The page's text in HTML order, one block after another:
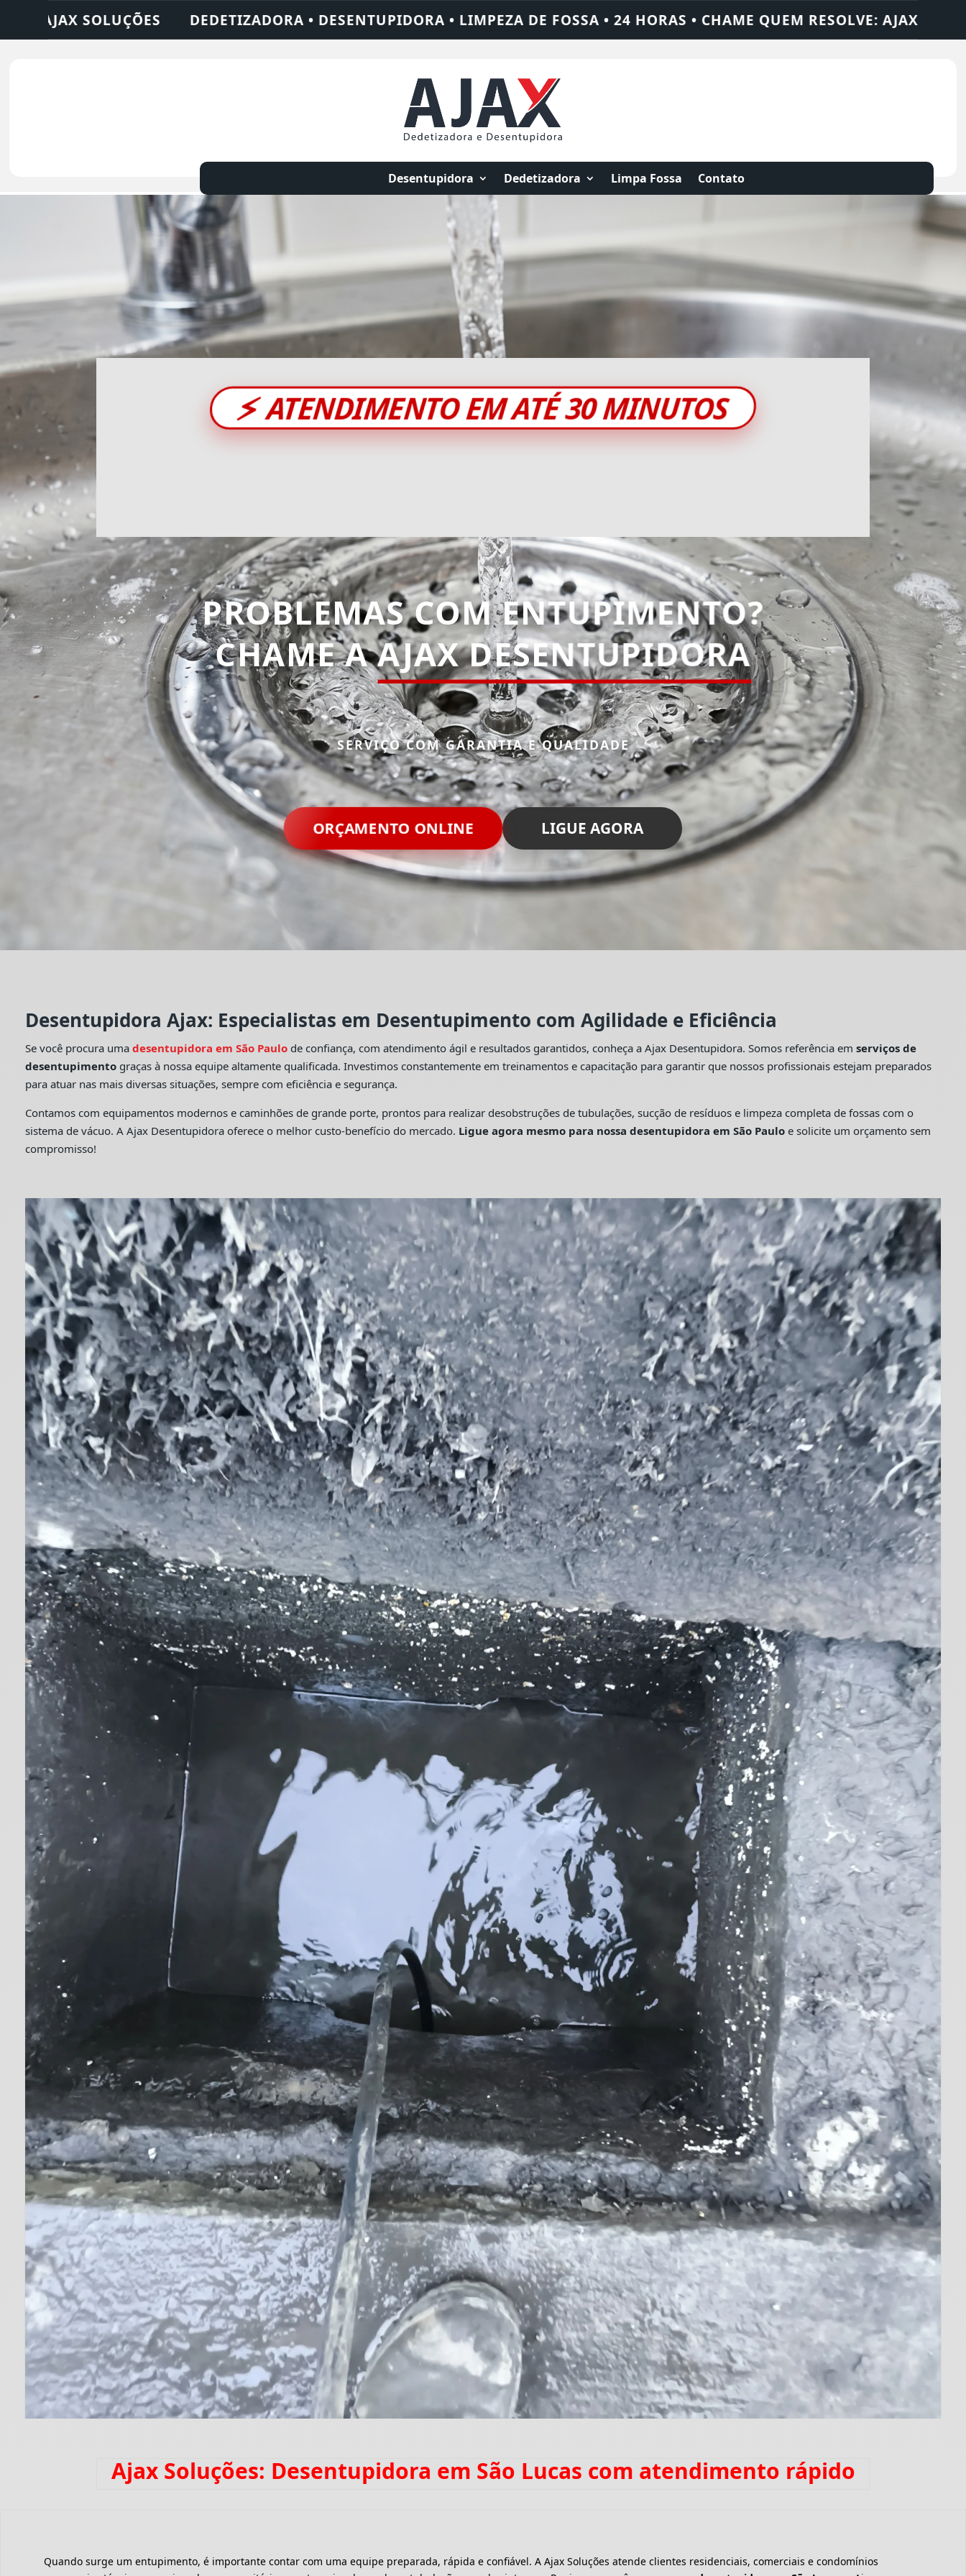
• DESENTUPIDORA • LIMPEZA DE FOSSA • 24 HORAS • CHAME QUEM RESOLVE: AJAX SOLUÇÕES DEDETIZADORA •
Desentupidora Dedetizadora Limpa Fossa Contato
⚡ATENDIMENTO EM ATÉ 30 MINUTOS
PROBLEMAS COM ENTUPIMENTO?
CHAME AAJAX DESENTUPIDORA
SERVIÇO COM GARANTIA E QUALIDADE
ORÇAMENTO ONLINE LIGUE AGORA
Desentupidora Ajax: Especialistas em Desentupimento com Agilidade e Eficiência
Se você procura uma desentupidora em São Paulo de confiança, com atendimento ágil e resultados garantidos, conheça a Ajax Desentupidora. Somos referência em serviços de
desentupimentograças à nossa equipe altamente qualificada. Investimos constantemente em treinamentos e capacitação para garantir que nossos profissionais estejam preparados
para atuar nas mais diversas situações, sempre com eficiência e segurança.
Contamos com equipamentos modernos e caminhões de grande porte, prontos para realizar desobstruções de tubulações, sucção de resíduos e limpeza completa de fossas com o
sistema de vácuo. A Ajax Desentupidora oferece o melhor custo-benefício do mercado. Ligue agora mesmo para nossa desentupidora em São Pauloe solicite um orçamento sem
compromisso!
Ajax Soluções: Desentupidora em São Lucas com atendimento rápido
Quando surge um entupimento, é importante contar com uma equipe preparada, rápida e confiável. A Ajax Soluções atende clientes residenciais, comerciais e condomínios